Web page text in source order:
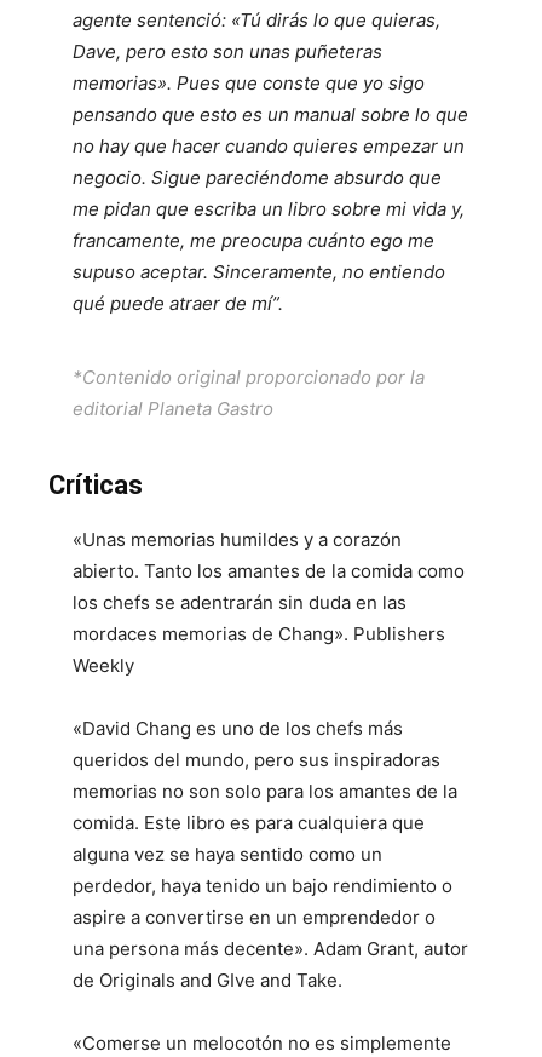
agente sentenció: «Tú dirás lo que quieras,
Dave, pero esto son unas puñeteras
memorias». Pues que conste que yo sigo
pensando que esto es un manual sobre lo que
no hay que hacer cuando quieres empezar un
negocio. Sigue pareciéndome absurdo que
me pidan que escriba un libro sobre mi vida y,
francamente, me preocupa cuánto ego me
supuso aceptar. Sinceramente, no entiendo
qué puede atraer de mí”.
*Contenido original proporcionado por la
editorial Planeta Gastro
Críticas
«Unas memorias humildes y a corazón
abierto. Tanto los amantes de la comida como
los chefs se adentrarán sin duda en las
mordaces memorias de Chang». Publishers
Weekly
«David Chang es uno de los chefs más
queridos del mundo, pero sus inspiradoras
memorias no son solo para los amantes de la
comida. Este libro es para cualquiera que
alguna vez se haya sentido como un
perdedor, haya tenido un bajo rendimiento o
aspire a convertirse en un emprendedor o
una persona más decente». Adam Grant, autor
de Originals and GIve and Take.
«Comerse un melocotón no es simplemente